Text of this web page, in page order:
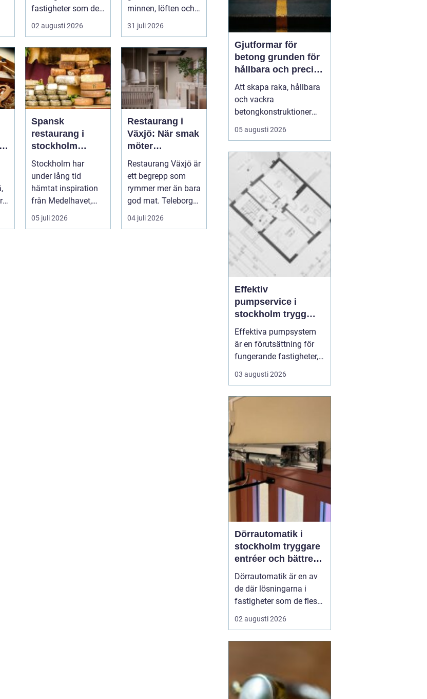
fastigheter som de
flesta tar för given
tills den sakna...
02 augusti 2026
minnen, löften och
tysta berättelser
nära huden....
31 juli 2026
Spansk
restaurang i
stockholm
smaker,
stämning och
smarta val
Stockholm har
under lång tid
hämtat inspiration
från Medelhavet,
men de senaste
åren har spanska
05 juli 2026
Restaurang i
Växjö: När smak
möter
småländsk
sjöutsikt
Restaurang Växjö är
ett begrepp som
rymmer mer än bara
god mat. Teleborgs
slott ...
04 juli 2026
Gjutformar för
betong grunden för
hållbara och precisa
konstruktioner
Att skapa raka, hållbara
och vackra
betongkonstruktioner
handlar inte bara om rätt
betongrecept eller bra
resultatet avgörs av
formen.gjutformar för
betong ...
05 augusti 2026
Effektiv
pumpservice i
stockholm trygg
drift utan avbrott
Effektiva pumpsystem
är en förutsättning för
fungerande fastigheter,
hållbara VA-nät och
trygg hantering av både
samlas där det inte ska
vara, produktion
avstannar eller ...
03 augusti 2026
Dörrautomatik i
stockholm tryggare
entréer och bättre
tillgänglighet
Dörrautomatik är en av
de där lösningarna i
fastigheter som de flesta
tar för given tills den
saknas eller slutar
dörrar vardagen enklare,
särskilt för personer med
02 augusti 2026